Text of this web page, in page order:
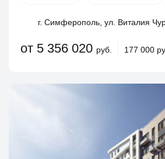
г. Симферополь, ул. Виталия
от 5 356 020 руб. 177 000